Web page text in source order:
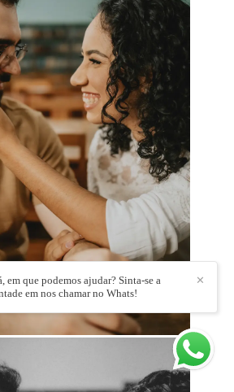
✕
em que podemos ajudar? Sinta-se a
em nos chamar no Whats!